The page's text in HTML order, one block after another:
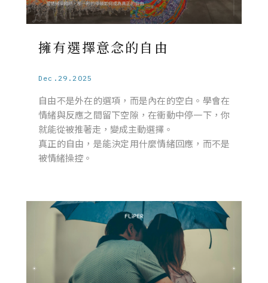
擁有選擇意念的自由
Dec.29.2025
自由不是外在的選項，而是內在的空白。學會在
情緒與反應之間留下空隙，在衝動中停一下，你
就能從被推著走，變成主動選擇。
真正的自由，是能決定用什麼情緒回應，而不是
被情緒操控。